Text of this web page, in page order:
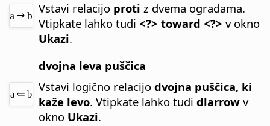
Vstavi relacijo proti z dvema ogradama.
Vtipkate lahko tudi<?> toward <?> v okno
Ukazi.
dvojna leva puščica
Vstavi logično relacijodvojna puščica, ki
kaže levo. Vtipkate lahko tudidlarrow v
okno Ukazi.